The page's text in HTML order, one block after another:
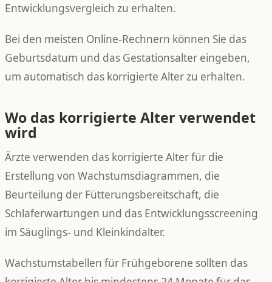
Entwicklungsvergleich zu erhalten.
Bei den meisten Online-Rechnern können Sie das
Geburtsdatum und das Gestationsalter eingeben,
um automatisch das korrigierte Alter zu erhalten.
Wo das korrigierte Alter verwendet
wird
Ärzte verwenden das korrigierte Alter für die
Erstellung von Wachstumsdiagrammen, die
Beurteilung der Fütterungsbereitschaft, die
Schlaferwartungen und das Entwicklungsscreening
im Säuglings- und Kleinkindalter.
Wachstumstabellen für Frühgeborene sollten das